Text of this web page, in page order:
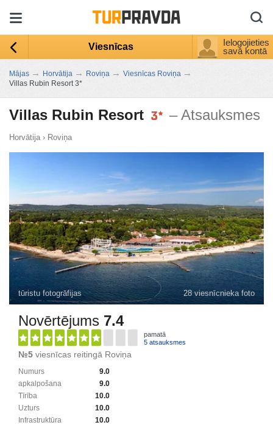
Viesnīcas
Ielogojieties
savā kontā
Mājas → Horvātija → Roviņa → Viesnīcas Roviņa →
Villas Rubin Resort 3*
Villas Rubin Resort – Atsauksmes
Horvātija › Roviņa
tūristu fotogrāfijas 28 viesnīcnieka foto
Novērtējums 7.4
pamatā
5 atsauksmes
№5 viesnīcas reitingā Roviņa
9.0
Numurs
9.0
apkalpošana
10.0
Tīrība
10.0
Uzturs
10.0
Infrastruktūra